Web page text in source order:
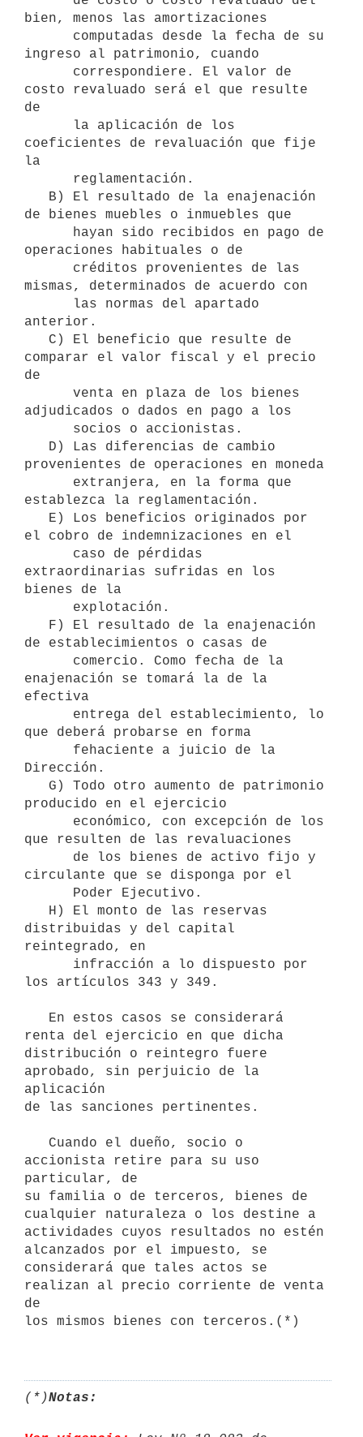
bien, menos las amortizaciones
ingreso al patrimonio, cuando
costo revaluado será el que resulte
de
coeficientes de revaluación que fije
la
de bienes muebles o inmuebles que
operaciones habituales o de
mismas, determinados de acuerdo con
anterior.
comparar el valor fiscal y el precio
de
adjudicados o dados en pago a los
provenientes de operaciones en moneda
establezca la reglamentación.
el cobro de indemnizaciones en el
extraordinarias sufridas en los
bienes de la
de establecimientos o casas de
enajenación se tomará la de la
efectiva
que deberá probarse en forma
Dirección.
producido en el ejercicio
que resulten de las revaluaciones
circulante que se disponga por el
distribuidas y del capital
reintegrado, en
los artículos 343 y 349.
renta del ejercicio en que dicha
distribución o reintegro fuere
aprobado, sin perjuicio de la
aplicación
de las sanciones pertinentes.
accionista retire para su uso
particular, de
su familia o de terceros, bienes de
cualquier naturaleza o los destine a
actividades cuyos resultados no estén
alcanzados por el impuesto, se
considerará que tales actos se
realizan al precio corriente de venta
de
los mismos bienes con terceros.(*)
(*)Notas: